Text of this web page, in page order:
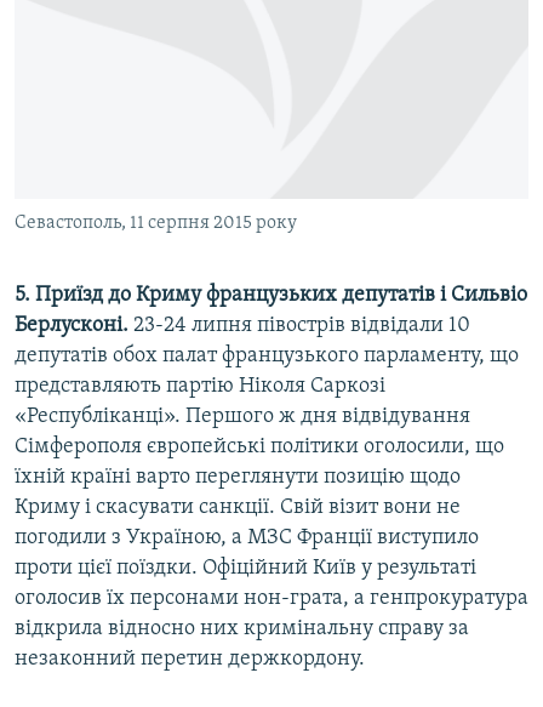
Севастополь, 11 серпня 2015 року
5. Приїзд до Криму французьких депутатів і Сильвіо
Берлусконі. 23-24 липня півострів відвідали 10
депутатів обох палат французького парламенту, що
представляють партію Ніколя Саркозі
«Республіканці». Першого ж дня відвідування
Сімферополя європейські політики оголосили, що
їхній країні варто переглянути позицію щодо
Криму і скасувати санкції. Свій візит вони не
погодили з Україною, а МЗС Франції виступило
проти цієї поїздки. Офіційний Київ у результаті
оголосив їх персонами нон-грата, а генпрокуратура
відкрила відносно них кримінальну справу за
незаконний перетин держкордону.